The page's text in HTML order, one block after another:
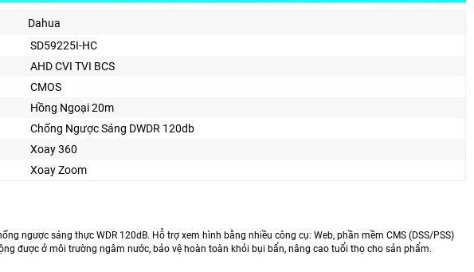
Dahua
SD59225I-HC
AHD CVI TVI BCS
CMOS
Hồng Ngoại 20m
Chống Ngược Sáng DWDR 120db
Xoay 360
Xoay Zoom
ngược sáng thực WDR 120dB. Hỗ trợ xem hình bằng nhiều công cụ: Web, phần mềm CMS (DSS/PSS)
được ở môi trường ngâm nước, bảo vệ hoàn toàn khỏi bụi bẩn, nâng cao tuổi thọ cho sản phẩm.